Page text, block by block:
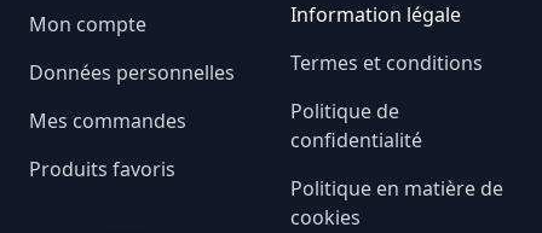
Mon compte
Données personnelles
Mes commandes
Produits favoris
Information légale
Termes et conditions
Politique de
confidentialité
Politique en matière de
cookies